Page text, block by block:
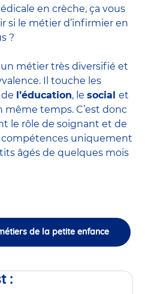
en crèche, ça vous
si le métier d’infirmier en
?
métier très diversifié et
Il touche les
de l’éducation, le social et
même temps. C’est donc
le rôle de soignant et de
compétences uniquement
âgés de quelques mois
de la petite enfance
: